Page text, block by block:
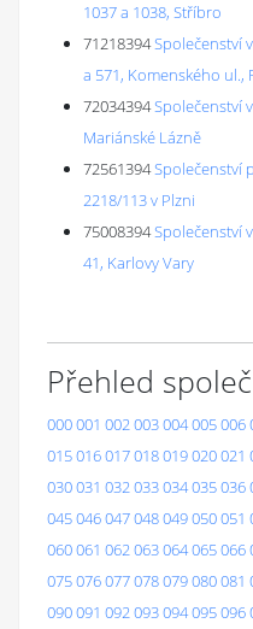
1037 a 1038, Stříbro
71218394Společenství
a 571, Komenského
72034394Společenství
Mariánské Lázně
72561394Společenství
2218/113 v Plzni
75008394Společenství
41, Karlovy Vary
Přehled
000001 002003004005006
015016017018019020021
030031 032033034035036
045046047048049050051
060061 062063064065066
075076077078079080081
090091 092093094095096